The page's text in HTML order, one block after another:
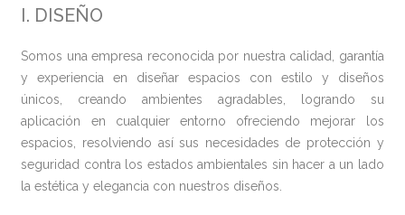
I. DISEÑO
Somos una empresa reconocida por nuestra calidad, garantía
y experiencia en diseñar espacios con estilo y diseños
únicos, creando ambientes agradables, logrando su
aplicación en cualquier entorno ofreciendo mejorar los
espacios, resolviendo así sus necesidades de protección y
seguridad contra los estados ambientales sin hacer a un lado
la estética y elegancia con nuestros diseños.